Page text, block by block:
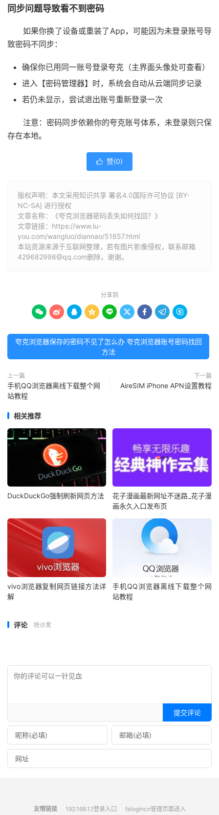
同步问题导致看不到密码
如果你换了设备或重装了App，可能因为未登录账号导
致密码不同步：
确保你已用同一账号登录夸克（主界面头像处可查看）
进入【密码管理器】时，系统会自动从云端同步记录
若仍未显示，尝试退出账号重新登录一次
注意：密码同步依赖你的夸克账号体系，未登录则只保
存在本地。
 赞(0)
版权声明：本文采用知识共享 署名4.0国际许可协议 [BY-
NC-SA] 进行授权
文章名称：《夸克浏览器密码丢失如何找回？》
文章链接： https://www.lu-
you.com/wangluo/diannao/51657.html
本站资源来源于互联网整理，若有图片影像侵权，联系邮箱
429682998@qq.com删除，谢谢。
分享到
        
夸克浏览器保存的密码不见了怎么办 夸克浏览器账号密码找回
方法
上一篇
手机QQ浏览器离线下载整个网
站教程
下一篇
AireSIM iPhone APN设置教程
相关推荐
DuckDuckGo强制刷新网页方法
花子漫画最新网址不迷路_花子漫
画永久入口发布页
vivo浏览器复制网页链接方法详
解
手机QQ浏览器离线下载整个网
站教程
评论 抢沙发
提交评论
友情链接 192.168.1.1登录入口 falogincn管理页面进入